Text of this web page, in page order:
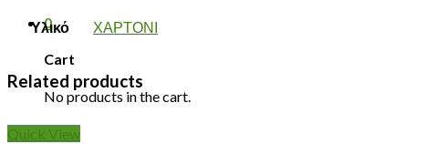
0
Cart
No products in the cart.
Υλικό ΧΑΡΤΟΝΙ
Related products
Quick View